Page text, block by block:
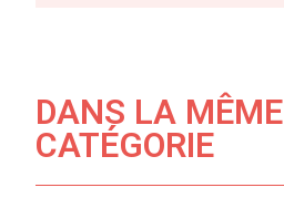
DANS LA MÊME
CATÉGORIE